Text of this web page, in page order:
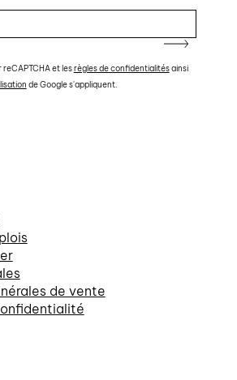
et lesrègles de confidentialitésainsi
de Google s'appliquent.
de vente